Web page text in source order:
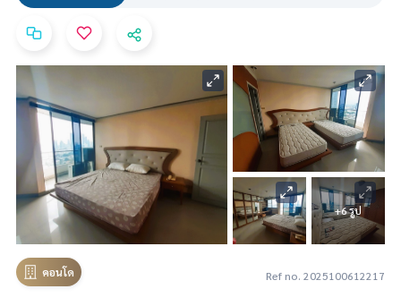
+6 รูป
คอนโด Ref no. 2025100612217